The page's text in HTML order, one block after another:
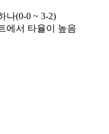
나(0-0 ~ 3-2)
에서 타율이 높음